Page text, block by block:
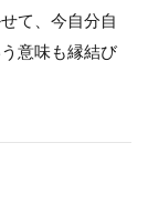
て、今自分自
意味も縁結び